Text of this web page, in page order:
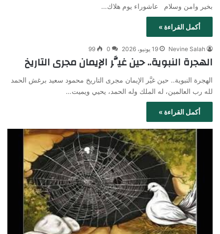
بخير وامن وسلام عاشوراء يوم هلاك…
أكمل القراءة »
Nevine Salah 19 يونيو، 2026 0
99
الهجرة النبوية.. حين غيَّر الإيمان مجرى التاريخ
الهجرة النبوية.. حين غيَّر الإيمان مجرى التاريخ محمود سعيد برغش الحمد
لله رب العالمين، له الملك وله الحمد، يحيي ويميت…
أكمل القراءة »